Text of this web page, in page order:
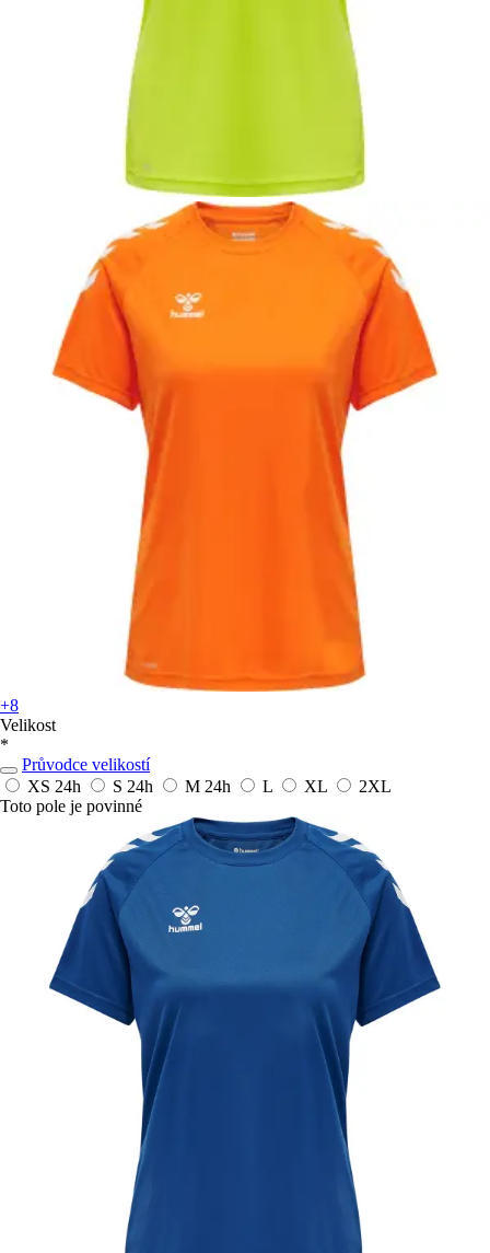
+8
Velikost
*
Průvodce velikostí
XS 24h S 24h M 24h L XL
2XL
Toto pole je povinné